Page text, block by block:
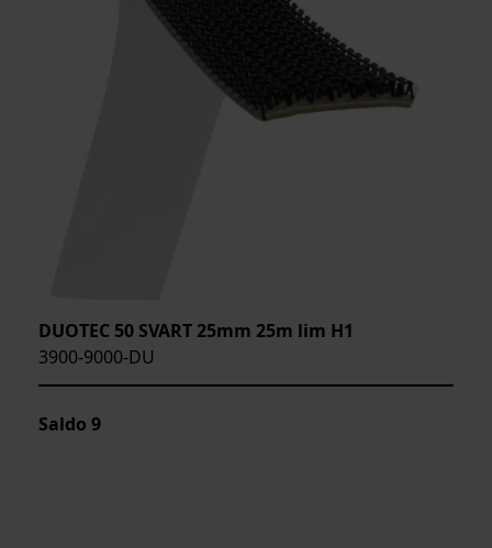
DUOTEC 50 SVART 25mm 25m lim H1
3900-9000-DU
Saldo 9